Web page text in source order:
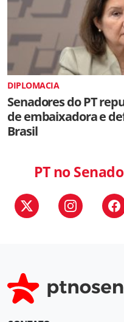
DIPLOMACIA
Senadores do PT
de embaixadora e
Brasil
PT no Senado